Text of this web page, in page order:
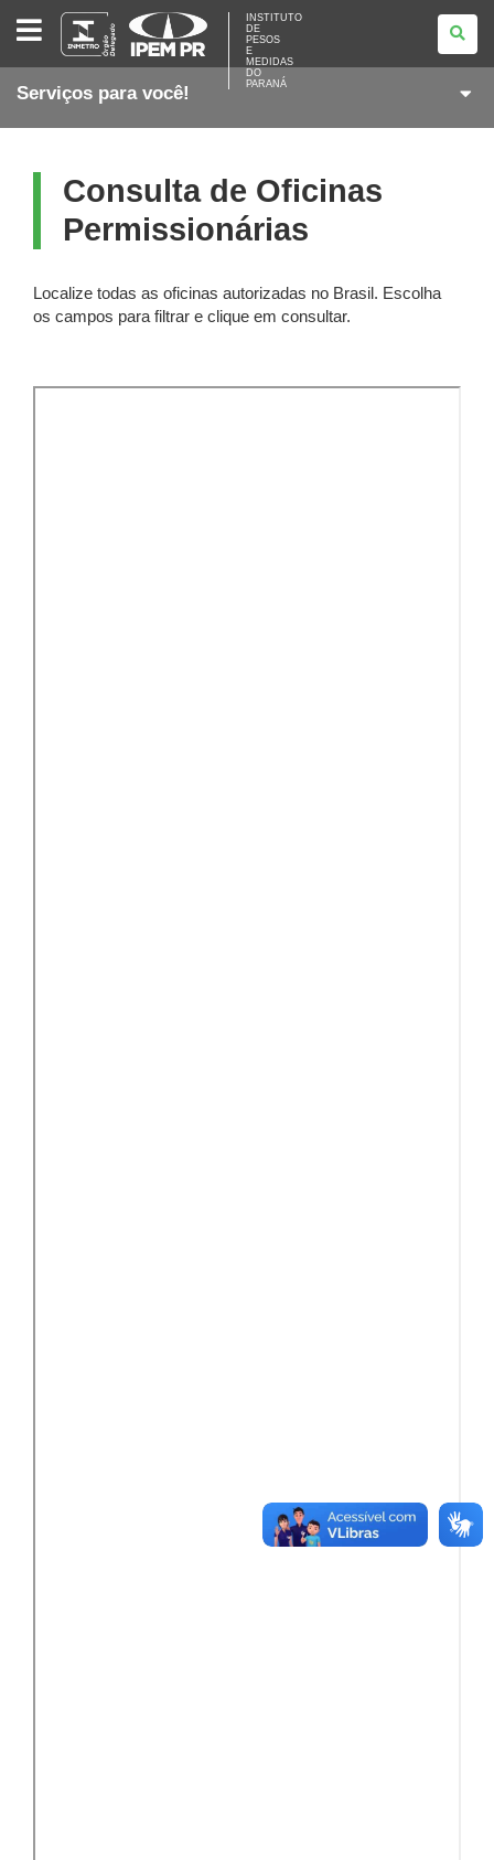
INSTITUTO
PESOS
E
DO
INSTITUTO
DE
PESOS
E
MEDIDAS
DO
PARANÁ
Serviços para você!
Consulta de Oficinas
Permissionárias
Localize todas as oficinas autorizadas no Brasil. Escolha
os campos para filtrar e clique em consultar.